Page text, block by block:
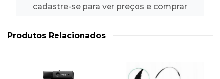
cadastre-se para ver preços e comprar
Produtos Relacionados